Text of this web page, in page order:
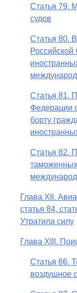
Статья 79.
судов
Статья 80.
Статья 81.
Федерации
борту
Статья 82.
Глава XII.
статья 84,
Утратила силу
Глава XIII.
Статья 86.
воздушное